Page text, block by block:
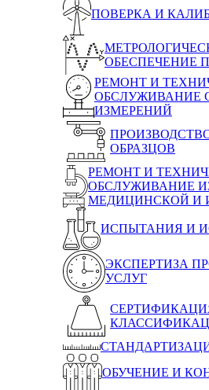
ПОВЕРКА И
ОБЕСПЕЧЕНИЕ
РЕМОНТ И
ОБСЛУЖИВАНИЕ
ИЗМЕРЕНИЙ
ОБРАЗЦОВ
РЕМОНТ И
ОБСЛУЖИВАНИЕ
МЕДИЦИНСКОЙ И
ИСПЫТАНИЯ И
ЭКСПЕРТИЗА
УСЛУГ
ОБУЧЕНИЕ И